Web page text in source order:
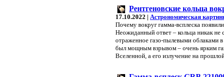
Рентгеновские кольца
17.10.2022 | Астрономическая
Почему вокруг гамма-всплеска
Неожиданный ответ – кольца никак не
отраженное газо-пылевыми облаками
был мощным взрывом – очень ярким
Вселенной, а его излучение на